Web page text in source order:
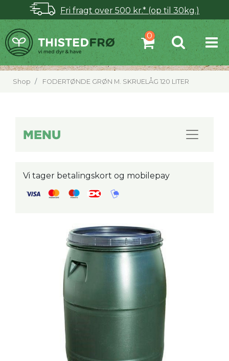
Fri fragt over 500 kr.* (op til 30kg.)
Shop FODERTØNDE GRØN M. SKRUELÅG 120 LITER
MENU
Vi tager betalingskort og mobilepay